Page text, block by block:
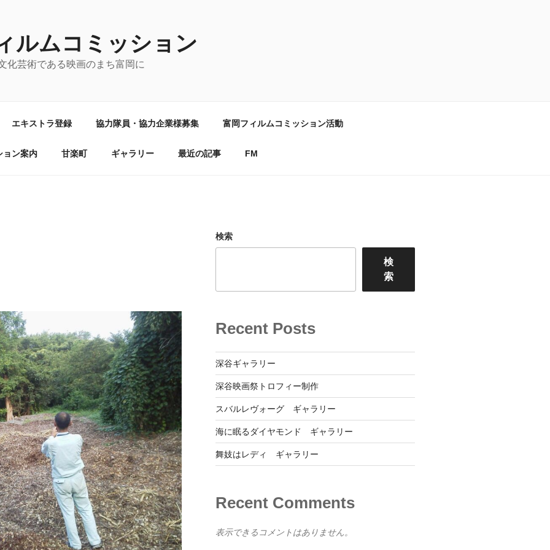
ムコミッション
化芸術である映画のまち富岡に
エキストラ登録 協力隊員・協力企業様募集 富岡フィルムコミッション活動
ョン案内 甘楽町 ギャラリー 最近の記事 FM
検索
検
索
Recent Posts
深谷ギャラリー
深谷映画祭トロフィー制作
スバルレヴォーグ ギャラリー
海に眠るダイヤモンド ギャラリー
舞妓はレディ ギャラリー
Recent Comments
表示できるコメントはありません。